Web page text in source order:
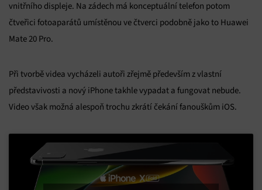
vnitřního displeje. Na zádech má konceptuální telefon potom
čtveřici fotoaparátů umístěnou ve čtverci podobně jako to Huawei
Mate 20 Pro.
Při tvorbě videa vycházeli autoři zřejmě především z vlastní
představivosti a nový iPhone takhle vypadat a fungovat nebude.
Video však možná alespoň trochu zkrátí čekání fanouškům iOS.